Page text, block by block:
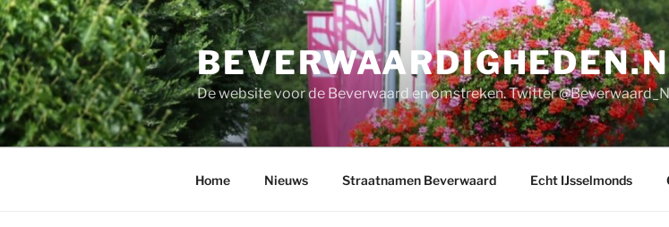
Ga
naar
de
inhoud
De website voor de Beverwaard en omstreken. Twitter
Home Nieuws Straatnamen Beverwaard Echt IJsselmonds